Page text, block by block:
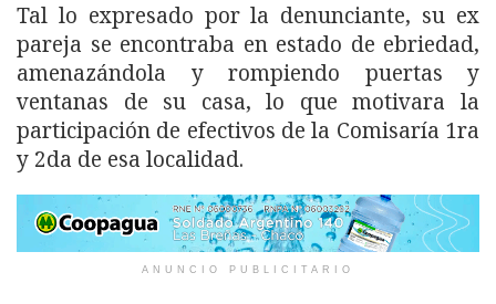
Tal lo expresado por la denunciante, su ex
pareja se encontraba en estado de ebriedad,
amenazándola y rompiendo puertas y
ventanas de su casa, lo que motivara la
participación de efectivos de la Comisaría 1ra
y 2da de esa localidad.
ANUNCIO PUBLICITARIO